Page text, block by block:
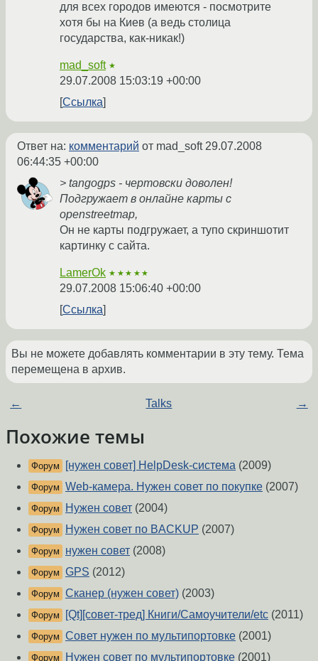
для всех городов имеются - посмотрите
хотя бы на Киев (а ведь столица
государства, как-никак!)
mad_soft ★
29.07.2008 15:03:19 +00:00
Ссылка
Ответ на: комментарий от mad_soft29.07.2008
06:44:35 +00:00
> tangogps - чертовски доволен!
Подгружает в онлайне карты с
openstreetmap,
Он не карты подгружает, а тупо скриншотит
картинку с сайта.
LamerOk ★★★★★
29.07.2008 15:06:40 +00:00
Ссылка
Вы не можете добавлять комментарии в эту тему. Тема
перемещена в архив.
← Talks →
Похожие темы
Форум [нужен совет] HelpDesk-система (2009)
Форум Web-камера. Нужен совет по покупке (2007)
Форум Нужен совет (2004)
Форум Нужен совет по BACKUP (2007)
Форум нужен совет (2008)
Форум GPS (2012)
Форум Сканер (нужен совет) (2003)
Форум [Qt][совет-тред] Книги/Самоучители/etc (2011)
Форум Совет нужен по мультипортовке (2001)
Форум Нужен совет по мультипортовке (2001)